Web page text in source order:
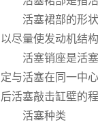
活塞裙部的形状
以尽量使发动机结
活塞销座是活塞
定与活塞在同一中
后活塞敲击缸壁的
活塞种类